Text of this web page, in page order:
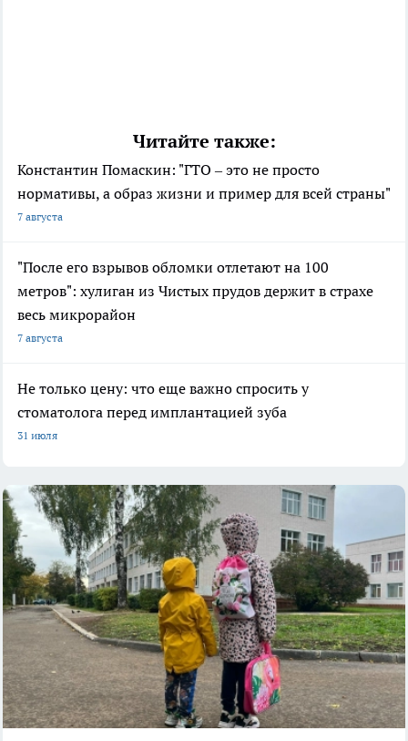
Читайте также:
Константин Помаскин: "ГТО – это не просто
нормативы, а образ жизни и пример для всей страны"
7 августа
"После его взрывов обломки отлетают на 100
метров": хулиган из Чистых прудов держит в страхе
весь микрорайон
7 августа
Не только цену: что еще важно спросить у
стоматолога перед имплантацией зуба
31 июля